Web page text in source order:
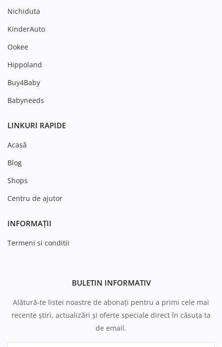
Nichiduta
KinderAuto
Ookee
Hippoland
Buy4Baby
Babyneeds
LINKURI RAPIDE
Acasă
Blog
Shops
Centru de ajutor
INFORMAȚII
Termeni si conditii
BULETIN INFORMATIV
Alătură-te listei noastre de abonați pentru a primi cele mai
recente știri, actualizări și oferte speciale direct în căsuța ta
de email.